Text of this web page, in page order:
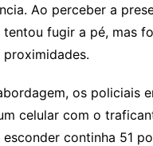
Ao perceber a
fugir a pé, mas
proximidades.
os policiais
celular com o
continha 51